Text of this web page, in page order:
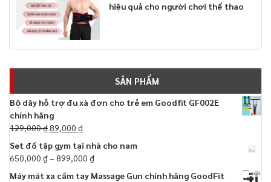
hiệu quả cho người chơi thể thao
SẢN PHẨM
Bộ dây hỗ trợ đu xà đơn cho trẻ em Goodfit GF002E
chính hãng
129,000₫89,000 ₫
Set đồ tập gym tại nhà cho nam
650,000 ₫– 899,000 ₫
Máy mát xa cầm tay Massage Gun chính hãng GoodFit